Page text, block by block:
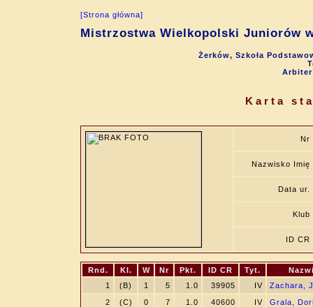
[Strona główna]
Mistrzostwa Wielkopolski Juniorów
Żerków, Szkoła
Karta
Nr
Nazwisko Imię
Data ur.
Klub
ID CR
Rnd. Kl. W Nr Pkt. ID CR Tyt.
1
(B) 1 5 1.0 39905 IV
Zachara,
2
(C) 0 7 1.0 40600 IV
Grala,